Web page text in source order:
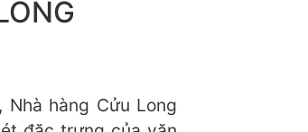
Nhà hàng Cửu Long